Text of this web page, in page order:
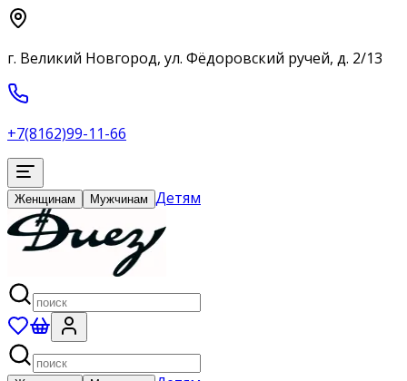
г. Великий Новгород, ул. Фёдоровский ручей, д. 2/13
+7(8162)99-11-66
Женщинам Мужчинам Детям